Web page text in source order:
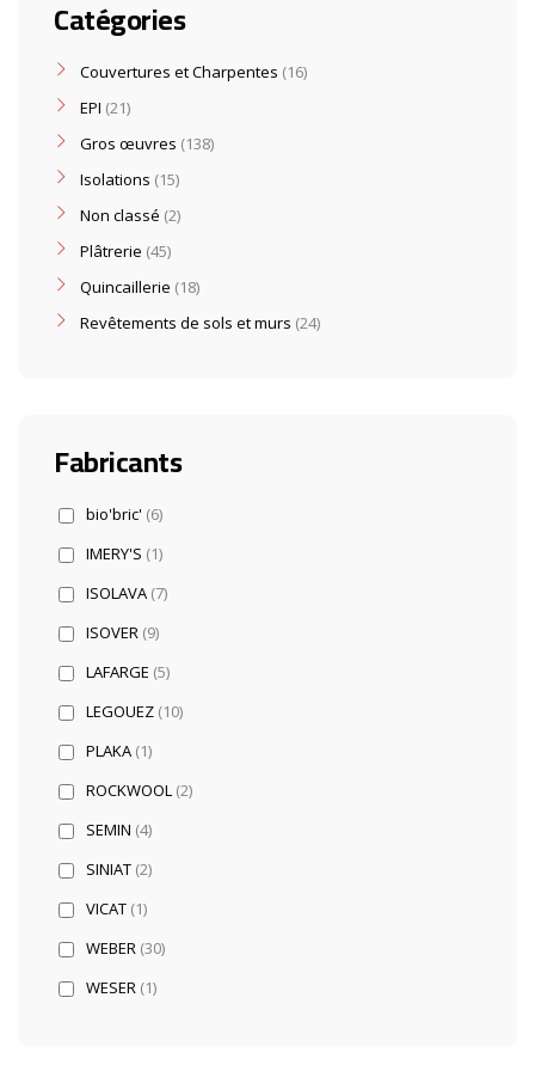
Catégories
Couvertures et Charpentes 16
EPI 21
Gros œuvres 138
Isolations 15
Non classé 2
Plâtrerie 45
Quincaillerie 18
Revêtements de sols et murs 24
Fabricants
bio'bric' (6)
IMERY'S (1)
ISOLAVA (7)
ISOVER (9)
LAFARGE (5)
LEGOUEZ (10)
PLAKA (1)
ROCKWOOL (2)
SEMIN (4)
SINIAT (2)
VICAT (1)
WEBER (30)
WESER (1)